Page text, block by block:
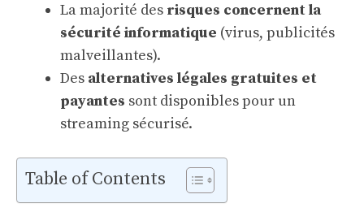
La majorité des risques concernent la
sécurité informatique (virus, publicités
malveillantes).
Des alternatives légales gratuites et
payantes sont disponibles pour un
streaming sécurisé.
Table of Contents